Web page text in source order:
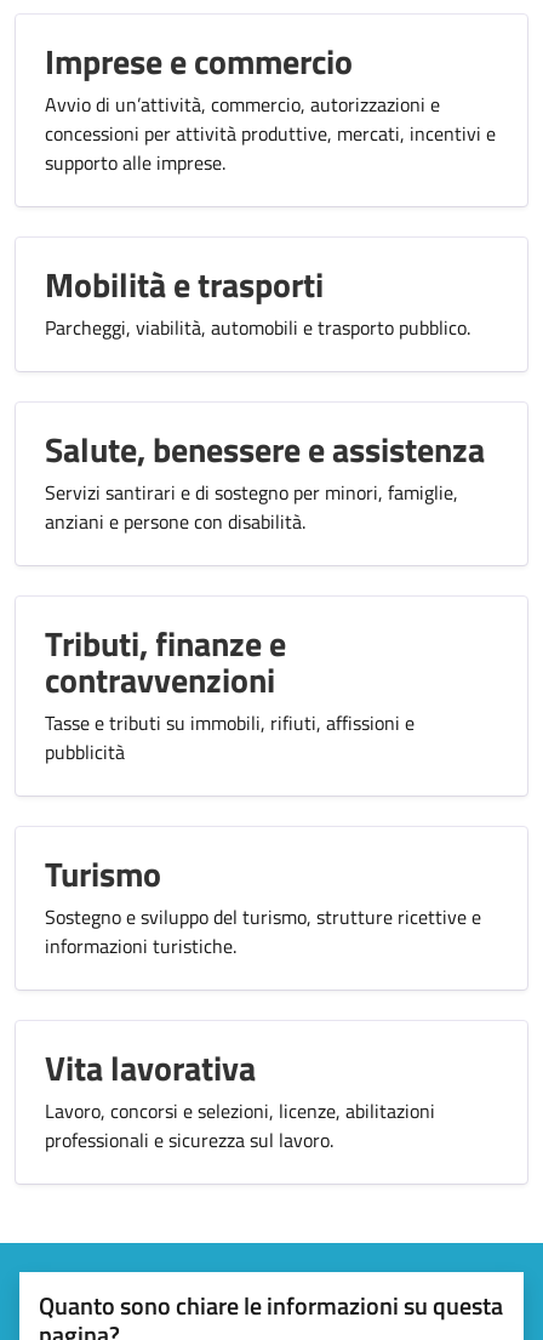
Imprese e commercio
Avvio di un’attività, commercio, autorizzazioni e
concessioni per attività produttive, mercati, incentivi e
supporto alle imprese.
Mobilità e trasporti
Parcheggi, viabilità, automobili e trasporto pubblico.
Salute, benessere e assistenza
Servizi santirari e di sostegno per minori, famiglie,
anziani e persone con disabilità.
Tributi, finanze e
contravvenzioni
Tasse e tributi su immobili, rifiuti, affissioni e
pubblicità
Turismo
Sostegno e sviluppo del turismo, strutture ricettive e
informazioni turistiche.
Vita lavorativa
Lavoro, concorsi e selezioni, licenze, abilitazioni
professionali e sicurezza sul lavoro.
Quanto sono chiare le informazioni su questa